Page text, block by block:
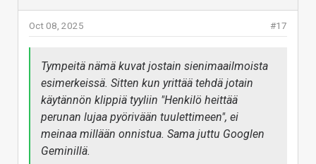
#17
Oct 08, 2025
Tympeitä nämä kuvat jostain sienimaailmoista
esimerkeissä. Sitten kun yrittää tehdä jotain
käytännön klippiä tyyliin "Henkilö heittää
perunan lujaa pyörivään tuulettimeen", ei
meinaa millään onnistua. Sama juttu Googlen
Geminillä.